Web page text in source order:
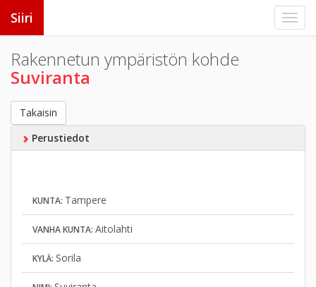
Siiri
Rakennetun ympäristön kohde
Suviranta
Takaisin
Perustiedot
KUNTA: Tampere
VANHA KUNTA: Aitolahti
KYLÄ: Sorila